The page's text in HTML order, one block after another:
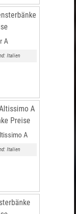
A
Italien
A
Italien